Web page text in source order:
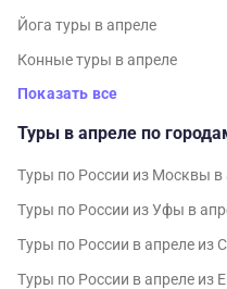
Йога туры в апреле
Конные туры в апреле
Показать все
Туры в апреле по
Туры по России из Москвы в
Туры по России из Уфы в
Туры по России в апреле из
Туры по России в апреле из